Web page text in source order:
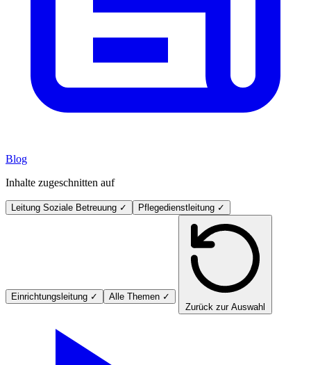
Blog
Inhalte zugeschnitten auf
Leitung Soziale Betreuung ✓ Pflegedienstleitung ✓
Einrichtungsleitung ✓ Alle Themen ✓
Zurück zur Auswahl